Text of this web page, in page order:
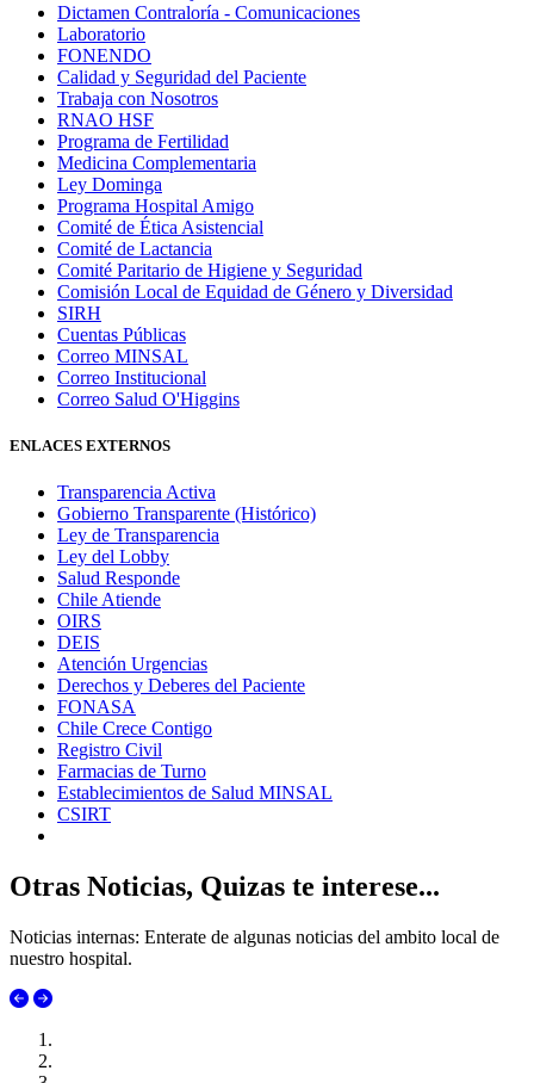
Dictamen Contraloría - Comunicaciones
Laboratorio
FONENDO
Calidad y Seguridad del Paciente
Trabaja con Nosotros
RNAO HSF
Programa de Fertilidad
Medicina Complementaria
Ley Dominga
Programa Hospital Amigo
Comité de Ética Asistencial
Comité de Lactancia
Comité Paritario de Higiene y Seguridad
Comisión Local de Equidad de Género y Diversidad
SIRH
Cuentas Públicas
Correo MINSAL
Correo Institucional
Correo Salud O'Higgins
ENLACES EXTERNOS
Transparencia Activa
Gobierno Transparente (Histórico)
Ley de Transparencia
Ley del Lobby
Salud Responde
Chile Atiende
OIRS
DEIS
Atención Urgencias
Derechos y Deberes del Paciente
FONASA
Chile Crece Contigo
Registro Civil
Farmacias de Turno
Establecimientos de Salud MINSAL
CSIRT
Otras Noticias, Quizas te interese...
Noticias internas: Enterate de algunas noticias del ambito local de
nuestro hospital.